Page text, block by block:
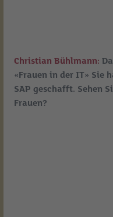
Christian Bühlmann:
«Frauen in der IT» Sie
SAP geschafft. Sehen
Frauen?